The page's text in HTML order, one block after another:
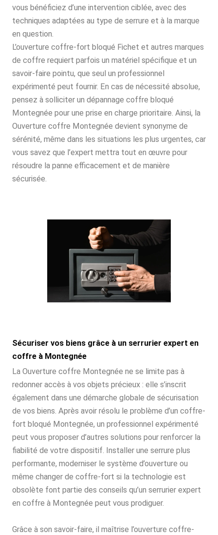
vous bénéficiez d’une intervention ciblée, avec des
techniques adaptées au type de serrure et à la marque
en question.
L’ouverture coffre-fort bloqué Fichet et autres marques
de coffre requiert parfois un matériel spécifique et un
savoir-faire pointu, que seul un professionnel
expérimenté peut fournir. En cas de nécessité absolue,
pensez à solliciter un dépannage coffre bloqué
Montegnée pour une prise en charge prioritaire. Ainsi, la
Ouverture coffre Montegnée devient synonyme de
sérénité, même dans les situations les plus urgentes, car
vous savez que l’expert mettra tout en œuvre pour
résoudre la panne efficacement et de manière
sécurisée.
Sécuriser vos biens grâce à un serrurier expert en
coffre à Montegnée
La Ouverture coffre Montegnée ne se limite pas à
redonner accès à vos objets précieux : elle s’inscrit
également dans une démarche globale de sécurisation
de vos biens. Après avoir résolu le problème d’un coffre-
fort bloqué Montegnée, un professionnel expérimenté
peut vous proposer d’autres solutions pour renforcer la
fiabilité de votre dispositif. Installer une serrure plus
performante, moderniser le système d’ouverture ou
même changer de coffre-fort si la technologie est
obsolète font partie des conseils qu’un serrurier expert
en coffre à Montegnée peut vous prodiguer.
Grâce à son savoir-faire, il maîtrise l’ouverture coffre-